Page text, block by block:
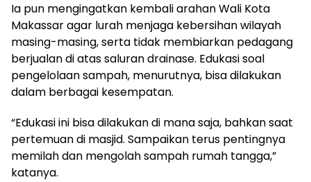
Ia pun mengingatkan kembali arahan Wali Kota
Makassar agar lurah menjaga kebersihan wilayah
masing-masing, serta tidak membiarkan pedagang
berjualan di atas saluran drainase. Edukasi soal
pengelolaan sampah, menurutnya, bisa dilakukan
dalam berbagai kesempatan.
“Edukasi ini bisa dilakukan di mana saja, bahkan saat
pertemuan di masjid. Sampaikan terus pentingnya
memilah dan mengolah sampah rumah tangga,”
katanya.